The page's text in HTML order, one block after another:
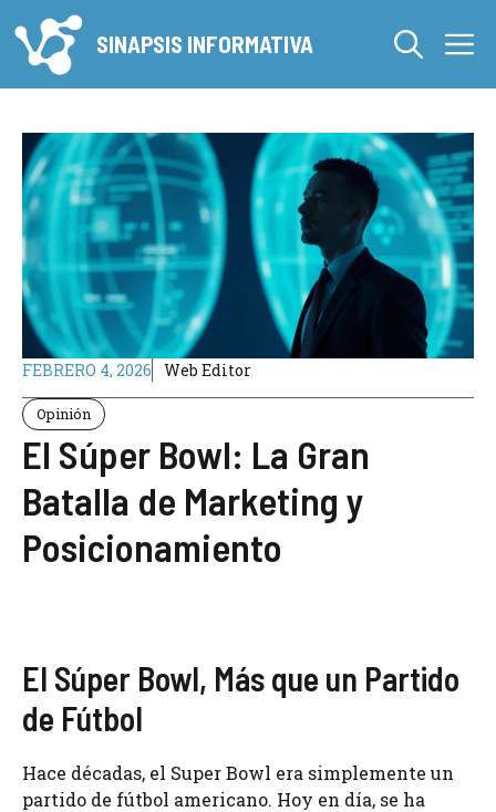
al
contenido
SINAPSIS INFORMATIVA
FEBRERO 4, 2026 Web Editor
Opinión
El Súper Bowl: La Gran
Batalla de Marketing y
Posicionamiento
El Súper Bowl, Más que un Partido
de Fútbol
Hace décadas, el Super Bowl era simplemente un
partido de fútbol americano. Hoy en día, se ha